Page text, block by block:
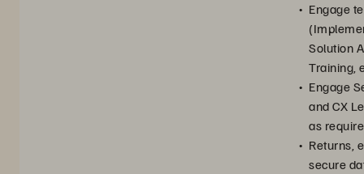
Engage
Solution
Training,
Engage
and CX
as
Returns,
secure